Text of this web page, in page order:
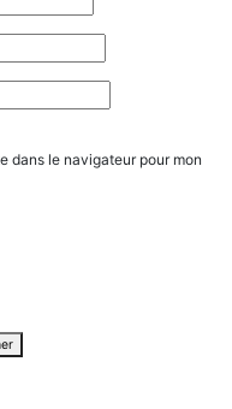
dans le navigateur pour mon